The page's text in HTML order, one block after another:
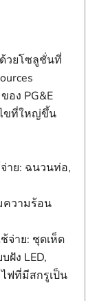
วยโซลูชั่นที่
อง PG&E
ขที่ใหญ่ขึ้น
าย: ฉนวนท่อ,
ความร้อน
จ่าย: ชุดเห็ด
ฝัง LED,
ฟที่มีสกรูเป็น